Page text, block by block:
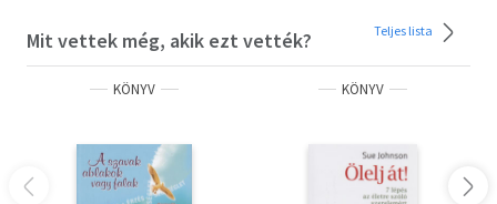
Mit vettek még, akik ezt vették? Teljes lista
KÖNYV KÖNYV